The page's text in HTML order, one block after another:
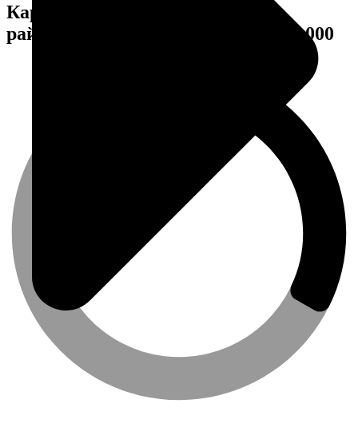
Карта орографического
районирования, масштаб 1:15 000 000